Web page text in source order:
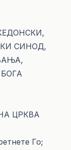
СИНОД,
ЦРКВА
Го;